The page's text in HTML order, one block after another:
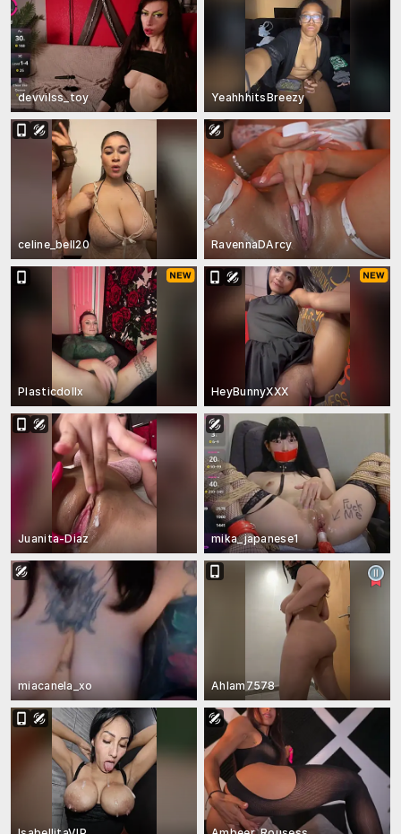
devvilss_toy YeahhhitsBreezy
celine_bell20 RavennaDArcy
Plasticdollx HeyBunnyXXX
Juanita-Diaz mika_japanese1
miacanela_xo Ahlam7578